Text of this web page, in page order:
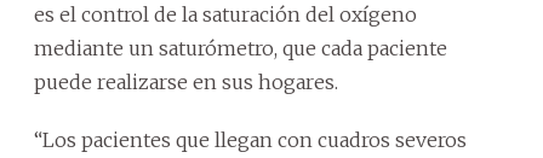
es el control de la saturación del oxígeno
mediante un saturómetro, que cada paciente
puede realizarse en sus hogares.
“Los pacientes que llegan con cuadros severos